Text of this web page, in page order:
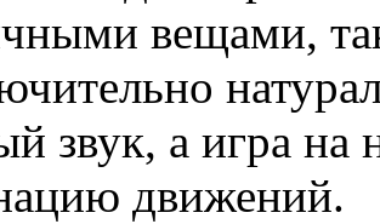
вещами,
звук, а игра на
движений.